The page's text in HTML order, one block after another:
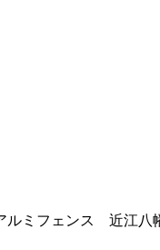
ルミフェンス 近江八